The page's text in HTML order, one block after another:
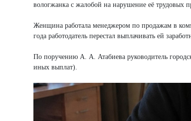
вологжанка с жалобой на нарушение её трудовых
Женщина работала менеджером по продажам в
года работодатель перестал выплачивать ей
По поручению А. А. Атабиева руководитель
иных выплат).